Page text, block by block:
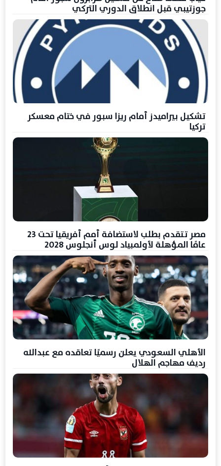
جوزتيبي قبل انطلاق الدوري التركي
تشكيل بيراميدز أمام ريزا سبور في ختام معسكر
تركيا
مصر تتقدم بطلب لاستضافة أمم أفريقيا تحت 23
عامًا المؤهلة لأولمبياد لوس أنجلوس 2028
الأهلي السعودي يعلن رسميًا تعاقده مع عبدالله
رديف مهاجم الهلال